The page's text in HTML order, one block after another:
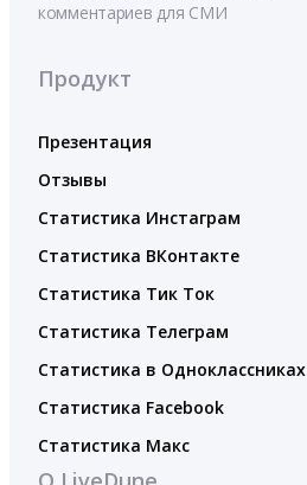
комментариев для СМИ
Продукт
Презентация
Отзывы
Статистика Инстаграм
Статистика ВКонтакте
Статистика Тик Ток
Статистика Телеграм
Статистика в Одноклассниках
Статистика Facebook
Статистика Макс